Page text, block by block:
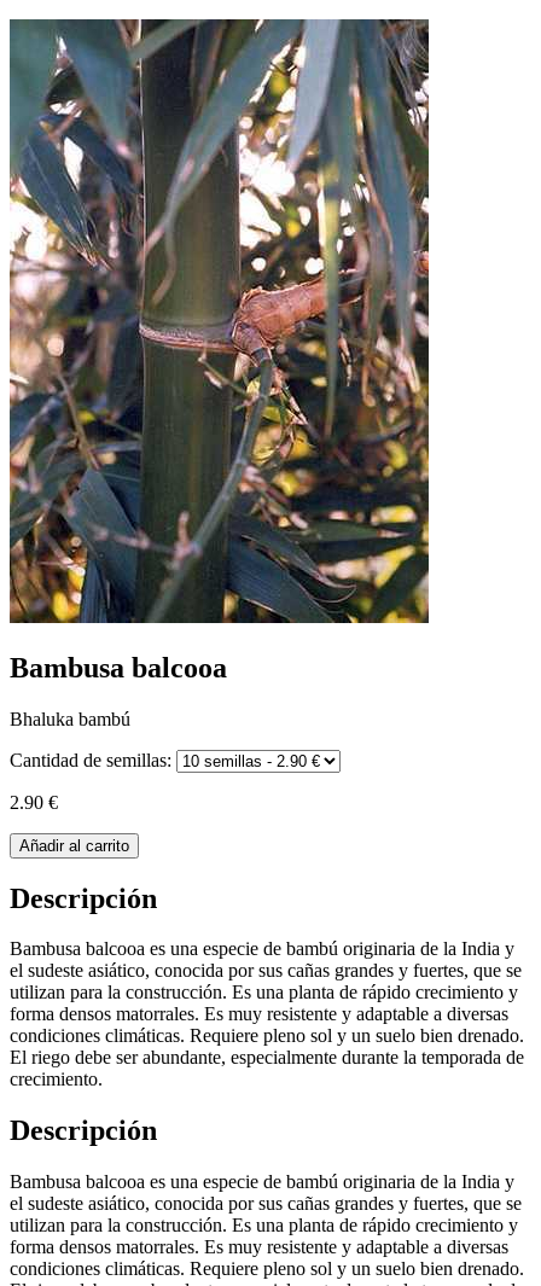
Bambusa balcooa
Bhaluka bambú
Cantidad de semillas:
2.90 €
Añadir al carrito
Descripción
Bambusa balcooa es una especie de bambú originaria de la India y
el sudeste asiático, conocida por sus cañas grandes y fuertes, que se
utilizan para la construcción. Es una planta de rápido crecimiento y
forma densos matorrales. Es muy resistente y adaptable a diversas
condiciones climáticas. Requiere pleno sol y un suelo bien drenado.
El riego debe ser abundante, especialmente durante la temporada de
crecimiento.
Descripción
Bambusa balcooa es una especie de bambú originaria de la India y
el sudeste asiático, conocida por sus cañas grandes y fuertes, que se
utilizan para la construcción. Es una planta de rápido crecimiento y
forma densos matorrales. Es muy resistente y adaptable a diversas
condiciones climáticas. Requiere pleno sol y un suelo bien drenado.